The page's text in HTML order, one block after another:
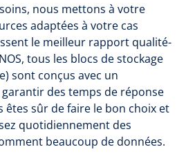
nous mettons à votre
adaptées à votre cas
le meilleur rapport qualité-
tous les blocs de stockage
sont conçus avec un
des temps de réponse
êtes sûr de faire le bon choix et
quotidiennement des
beaucoup de données.